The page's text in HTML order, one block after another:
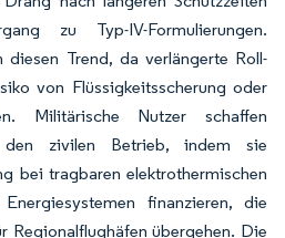
zu Typ-IV-Formulierungen.
diesen Trend, da verlängerte Roll-
von Flüssigkeitsscherung oder
Militärische Nutzer schaffen
den zivilen Betrieb, indem sie
bei tragbaren elektrothermischen
finanzieren, die
Regionalflughäfen übergehen. Die